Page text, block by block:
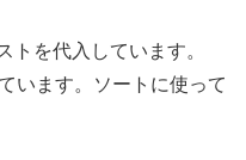
トを代入しています。
います。ソートに使って